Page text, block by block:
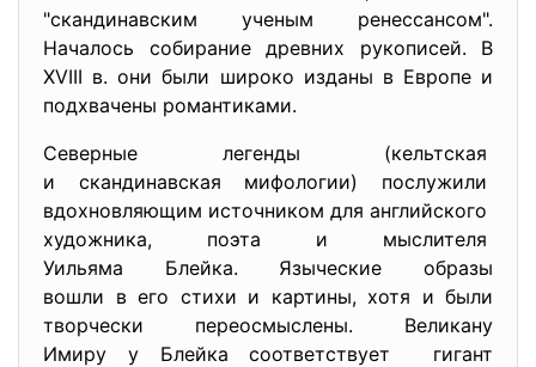
"скандинавским ученым ренессансом".
Началось собирание древних рукописей. В
ХVIII в. они были широко изданы в Европе и
подхвачены романтиками.
Северные легенды (кельтская
и скандинавская мифологии) послужили
вдохновляющим источником для английского
художника, поэта и мыслителя
Уильяма Блейка. Языческие образы
вошли в его стихи и картины, хотя и были
творчески переосмыслены. Великану
Имиру у Блейка соответствует гигант